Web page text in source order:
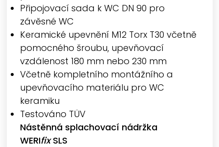
Připojovací sada k WC DN 90 pro
závěsné WC
Keramické upevnění M12 Torx T30 včetně
pomocného šroubu, upevňovací
vzdálenost 180 mm nebo 230 mm
Včetně kompletního montážního a
upevňovacího materiálu pro WC
keramiku
Testováno TÜV
Nástěnná splachovací nádržka
WERIfix SLS